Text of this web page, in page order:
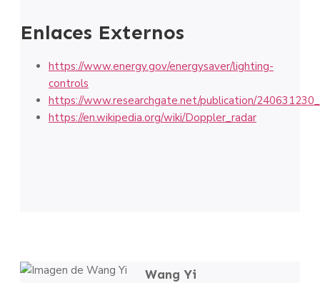
Enlaces Externos
https://www.energy.gov/energysaver/lighting-
controls
https://www.researchgate.net/publication/
https://en.wikipedia.org/wiki/Doppler_radar
Wang Yi